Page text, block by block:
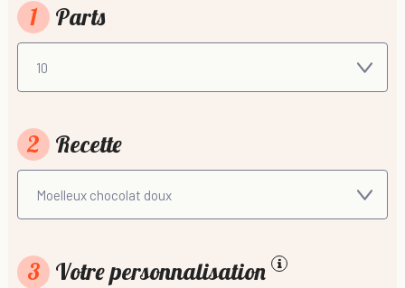
1 Parts
2 Recette
3 Votre personnalisation